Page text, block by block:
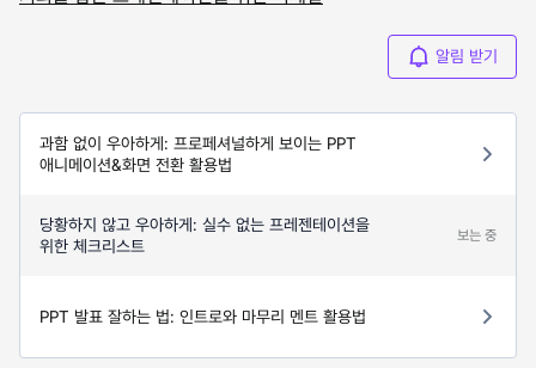
알림 받기
과함 없이 우아하게: 프로페셔널하게 보이는 PPT
애니메이션&화면 전환 활용법
당황하지 않고 우아하게: 실수 없는 프레젠테이션을
위한 체크리스트
보는 중
PPT 발표 잘하는 법: 인트로와 마무리 멘트 활용법